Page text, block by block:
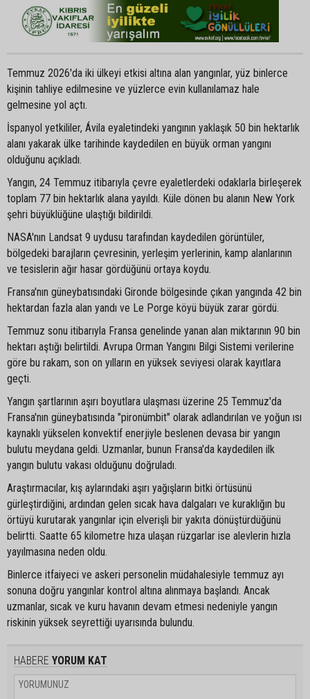
Temmuz 2026'da iki ülkeyi etkisi altına alan yangınlar, yüz binlerce
kişinin tahliye edilmesine ve yüzlerce evin kullanılamaz hale
gelmesine yol açtı.
İspanyol yetkililer, Ávila eyaletindeki yangının yaklaşık 50 bin hektarlık
alanı yakarak ülke tarihinde kaydedilen en büyük orman yangını
olduğunu açıkladı.
Yangın, 24 Temmuz itibarıyla çevre eyaletlerdeki odaklarla birleşerek
toplam 77 bin hektarlık alana yayıldı. Küle dönen bu alanın New York
şehri büyüklüğüne ulaştığı bildirildi.
NASA'nın Landsat 9 uydusu tarafından kaydedilen görüntüler,
bölgedeki barajların çevresinin, yerleşim yerlerinin, kamp alanlarının
ve tesislerin ağır hasar gördüğünü ortaya koydu.
Fransa'nın güneybatısındaki Gironde bölgesinde çıkan yangında 42 bin
hektardan fazla alan yandı ve Le Porge köyü büyük zarar gördü.
Temmuz sonu itibarıyla Fransa genelinde yanan alan miktarının 90 bin
hektarı aştığı belirtildi. Avrupa Orman Yangını Bilgi Sistemi verilerine
göre bu rakam, son on yılların en yüksek seviyesi olarak kayıtlara
geçti.
Yangın şartlarının aşırı boyutlara ulaşması üzerine 25 Temmuz'da
Fransa'nın güneybatısında "pironümbit" olarak adlandırılan ve yoğun ısı
kaynaklı yükselen konvektif enerjiyle beslenen devasa bir yangın
bulutu meydana geldi. Uzmanlar, bunun Fransa'da kaydedilen ilk
yangın bulutu vakası olduğunu doğruladı.
Araştırmacılar, kış aylarındaki aşırı yağışların bitki örtüsünü
gürleştirdiğini, ardından gelen sıcak hava dalgaları ve kuraklığın bu
örtüyü kurutarak yangınlar için elverişli bir yakıta dönüştürdüğünü
belirtti. Saatte 65 kilometre hıza ulaşan rüzgarlar ise alevlerin hızla
yayılmasına neden oldu.
Binlerce itfaiyeci ve askeri personelin müdahalesiyle temmuz ayı
sonuna doğru yangınlar kontrol altına alınmaya başlandı. Ancak
uzmanlar, sıcak ve kuru havanın devam etmesi nedeniyle yangın
riskinin yüksek seyrettiği uyarısında bulundu.
HABERE YORUM KAT